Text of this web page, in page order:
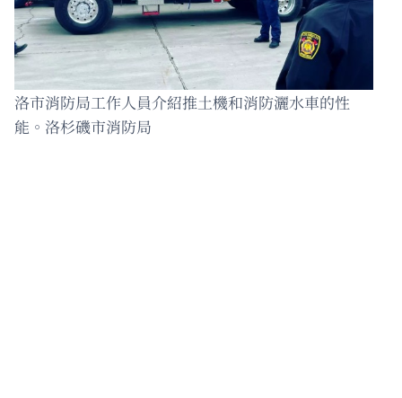
洛市消防局工作人員介紹推土機和消防灑水車的性
能。洛杉磯市消防局